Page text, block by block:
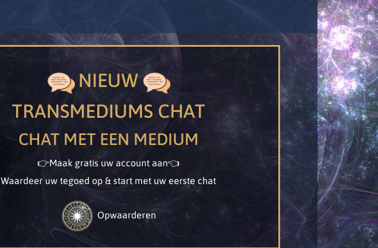
NIEUW
TRANSMEDIUMS CHAT
CHAT MET EEN MEDIUM
👉Maak gratis uw account aan👈
Waardeer uw tegoed op & start met uw eerste chat
Opwaarderen